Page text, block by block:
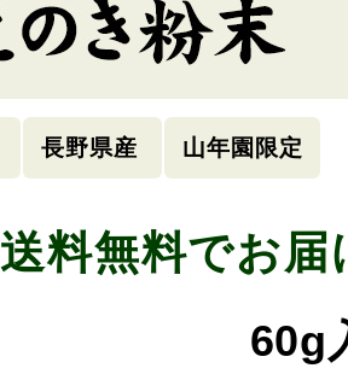
長野県産 山年園限定
送料無料でお届
60g